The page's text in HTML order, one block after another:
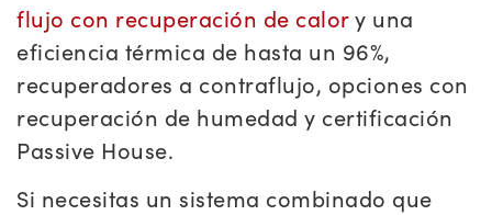
flujo con recuperación de calory una
eficiencia térmica de hasta un 96%,
recuperadores a contraflujo, opciones con
recuperación de humedad y certificación
Passive House.
Si necesitas un sistema combinado que